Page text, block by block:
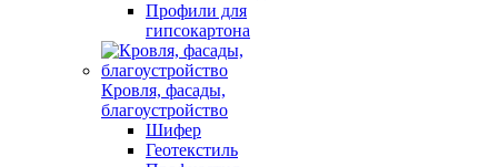
Профили для
гипсокартона
Кровля, фасады,
благоустройство
Шифер
Геотекстиль